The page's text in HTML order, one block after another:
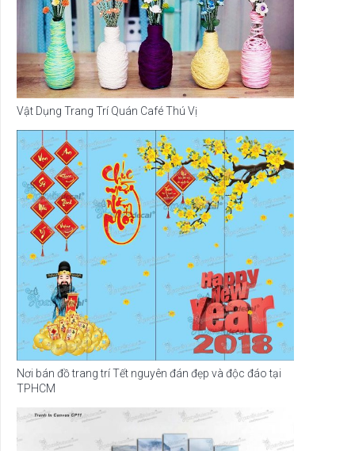
Vật Dụng Trang Trí Quán Café Thú Vị
Nơi bán đồ trang trí Tết nguyên đán đẹp và độc đáo tại
TPHCM